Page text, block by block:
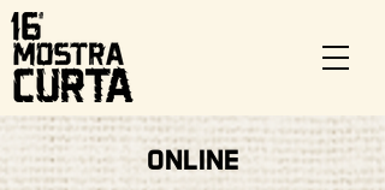
ONLINE